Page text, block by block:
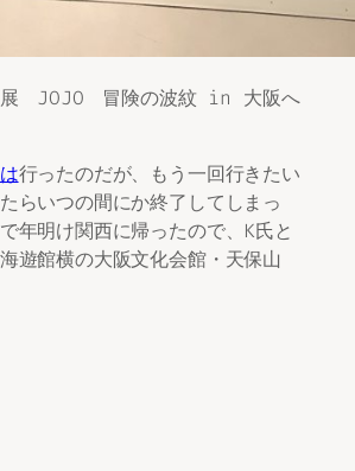
展 JOJO 冒険の波紋 in 大阪へ
行ったのだが、もう一回行きたい
らいつの間にか終了してしまっ
年明け関西に帰ったので、K氏と
遊館横の大阪文化会館・天保山